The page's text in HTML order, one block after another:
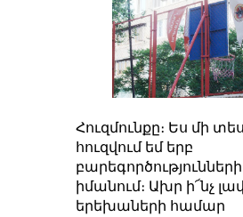
Հուզմունքը։ Ես մի
հուզվում եմ երբ
իմանում։ Ախր ի՜նչ
երեխաների համար